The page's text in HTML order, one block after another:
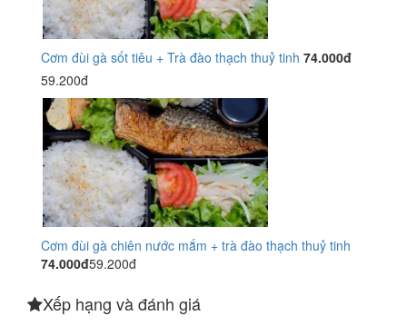
Cơm đùi gà sốt tiêu + Trà đào thạch thuỷ tinh 74.000đ
59.200đ
Cơm đùi gà chiên nước mắm + trà đào thạch thuỷ tinh
74.000đ59.200đ
Xếp hạng và đánh giá